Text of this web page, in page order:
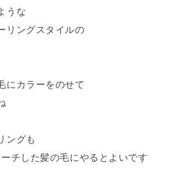
うな
リングスタイルの
にカラーをのせて
ングも
チした髪の毛にやるとよいです